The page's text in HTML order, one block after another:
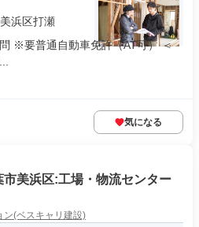
浜区打瀬
※要普通自動車免許（AT可） ＜
気になる
美浜区:工場・物流センター
ン(ベスキャリ建設)